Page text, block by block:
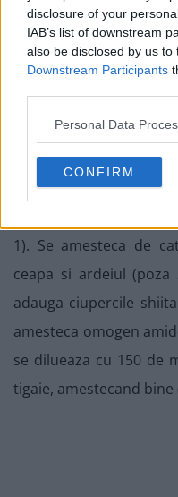
disclosure of your
IAB’s list of downstream
also be disclosed by us to
Downstream Participants
Personal Data
CONFIRM
Pieptul de rata se
acoperit cu foile de
In tigaie se adauga
1). Se amesteca de
ceapa si ardeiul
adauga ciupercile
amesteca omogen
se dilueaza cu 150 de
tigaie, amestecand bine